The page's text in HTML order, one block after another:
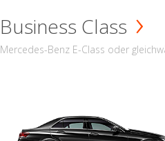
Business Class
Mercedes-Benz E-Class oder